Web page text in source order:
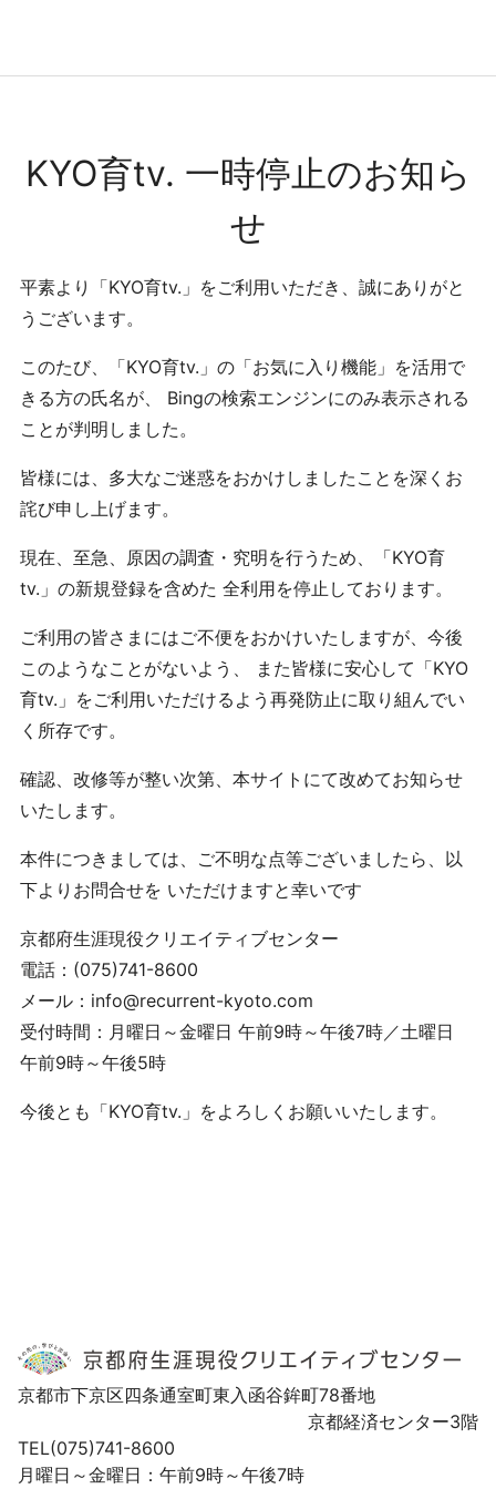
コンテンツへ
ホーム
KYO育tv. 一時停止のお知ら
せ
平素より「KYO育tv.」をご利用いただき、誠にありがと
うございます。
このたび、「KYO育tv.」の「お気に入り機能」を活用で
きる方の氏名が、 Bingの検索エンジンにのみ表示される
ことが判明しました。
皆様には、多大なご迷惑をおかけしましたことを深くお
詫び申し上げます。
現在、至急、原因の調査・究明を行うため、「KYO育
tv.」の新規登録を含めた 全利用を停止しております。
ご利用の皆さまにはご不便をおかけいたしますが、今後
このようなことがないよう、 また皆様に安心して「KYO
育tv.」をご利用いただけるよう再発防止に取り組んでい
く所存です。
確認、改修等が整い次第、本サイトにて改めてお知らせ
いたします。
本件につきましては、ご不明な点等ございましたら、以
下よりお問合せを いただけますと幸いです
京都府生涯現役クリエイティブセンター
電話：(075)741-8600
メール：info@recurrent-kyoto.com
受付時間：月曜日～金曜日 午前9時～午後7時／土曜日
午前9時～午後5時
今後とも「KYO育tv.」をよろしくお願いいたします。
京都市下京区四条通室町東入函谷鉾町78番地
京都経済センター3階
TEL(075)741-8600
月曜日～金曜日：午前9時～午後7時